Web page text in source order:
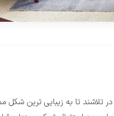
در تلاشند تا به زیبایی ترین